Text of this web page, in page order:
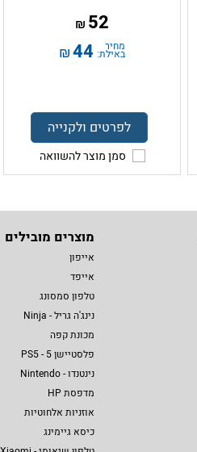
52
₪
מחיר
באילת: 44
₪
לפרטים ולקנייה
סמן מוצר להשוואה
מוצרים מובילים
אייפון
אייפד
טלפון סמסונג
נינג'ה גריל - Ninja
מכונת קפה
פלסטיישן 5 - PS5
נינטנדו - Nintendo
מדפסת HP
אוזניות אלחוטיות
כיסא גיימינג